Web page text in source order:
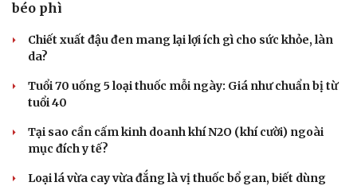
béo phì
Chiết xuất đậu đen mang lại lợi ích gì cho sức khỏe, làn
da?
Tuổi 70 uống 5 loại thuốc mỗi ngày: Giá như chuẩn bị từ
tuổi 40
Tại sao cần cấm kinh doanh khí N2O (khí cười) ngoài
mục đích y tế?
Loại lá vừa cay vừa đắng là vị thuốc bổ gan, biết dùng